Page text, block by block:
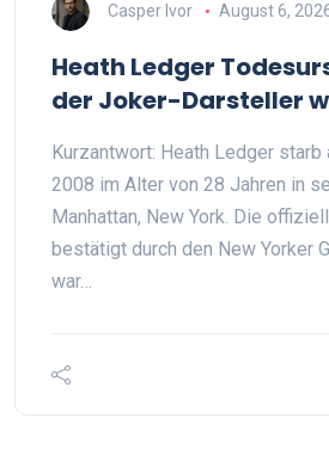
Casper Ivor August 6,
Heath Ledger
der Joker-Darsteller
Kurzantwort: Heath Ledger starb
2008 im Alter von 28 Jahren in
Manhattan, New York. Die
bestätigt durch den New Yorker
war…